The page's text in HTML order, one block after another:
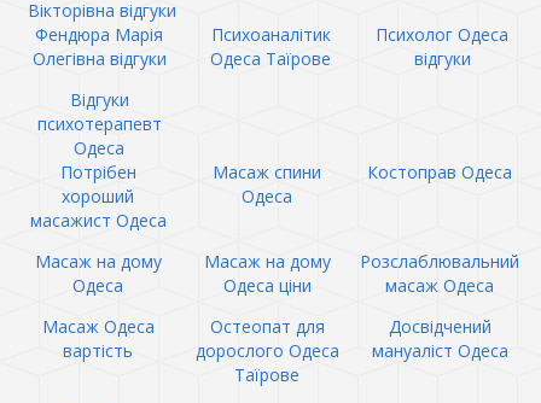
Вікторівна відгуки
Фендюра Марія
Олегівна відгуки
Психоаналітик
Одеса Таїрове
Психолог Одеса
відгуки
Відгуки
психотерапевт
Одеса
Потрібен
хороший
масажист Одеса
Масаж спини
Одеса
Костоправ Одеса
Масаж на дому
Одеса
Масаж на дому
Одеса ціни
Розслаблювальний
масаж Одеса
Масаж Одеса
вартість
Остеопат для
дорослого Одеса
Таїрове
Досвідчений
мануаліст Одеса